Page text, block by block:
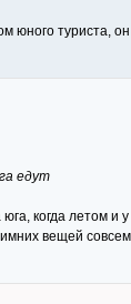
юного туриста,
едут
когда летом и
вещей